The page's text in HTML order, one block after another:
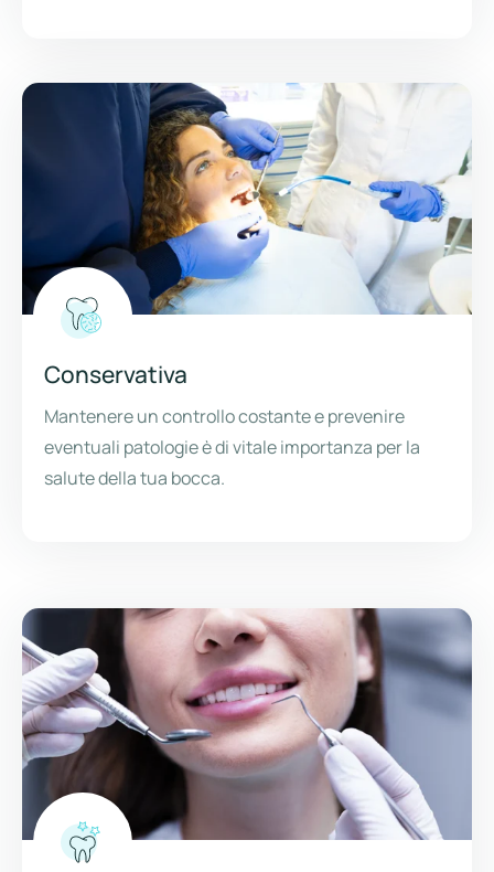
Conservativa
Mantenere un controllo costante e prevenire
eventuali patologie è di vitale importanza per la
salute della tua bocca.